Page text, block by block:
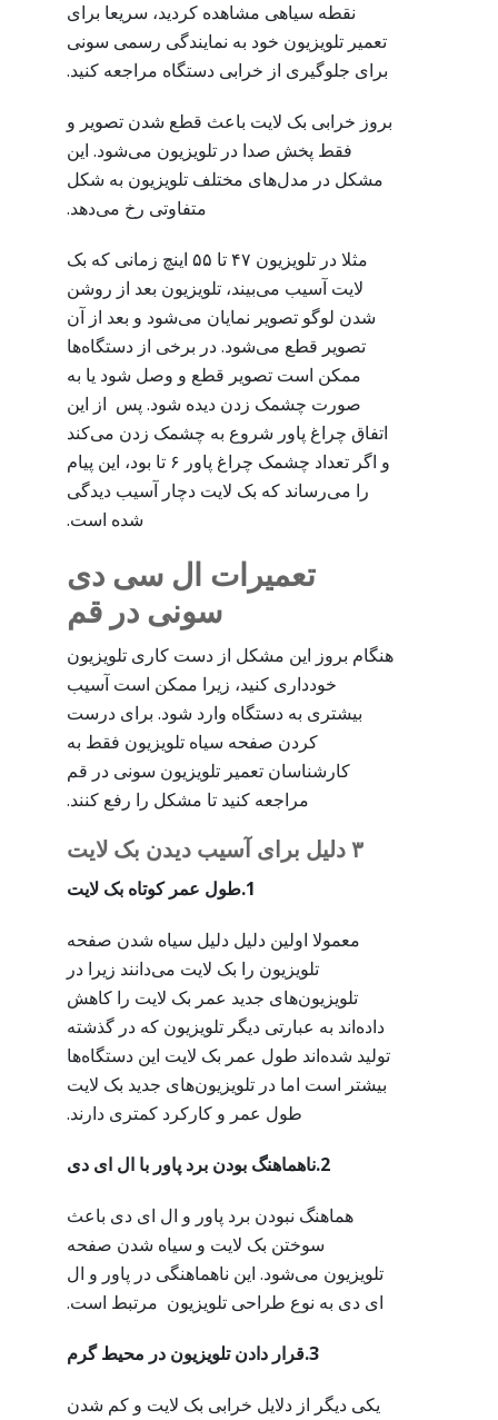
نقطه سیاهی مشاهده کردید، سریعا برای
تعمیر تلویزیون خود به نمایندگی رسمی سونی
برای جلوگیری از خرابی دستگاه مراجعه کنید.
بروز خرابی بک لایت باعث قطع شدن تصویر و
فقط پخش صدا در تلویزیون می‌شود. این
مشکل در مدل‌های مختلف تلویزیون به شکل
متفاوتی رخ می‌دهد.
مثلا در تلویزیون ۴۷ تا ۵۵ اینچ زمانی که بک
لایت آسیب می‌بیند، تلویزیون بعد از روشن
شدن لوگو تصویر نمایان می‌شود و بعد از آن
تصویر قطع می‌شود. در برخی از دستگاه‌ها
ممکن است تصویر قطع و وصل شود یا به
صورت چشمک زدن دیده شود. پس از این
اتفاق چراغ پاور شروع به چشمک زدن می‌کند
و اگر تعداد چشمک چراغ پاور ۶ تا بود، این پیام
را می‌رساند که بک لایت دچار آسیب دیدگی
شده است.
تعمیرات ال سی دی
سونی در قم
هنگام بروز این مشکل از دست کاری تلویزیون
خودداری کنید، زیرا ممکن است آسیب
بیشتری به دستگاه وارد شود. برای درست
کردن صفحه سیاه تلویزیون فقط به
کارشناسان تعمیر تلویزیون سونی در قم
مراجعه کنید تا مشکل را رفع کنند.
۳ دلیل برای آسیب دیدن بک لایت
1.طول عمر کوتاه بک لایت
معمولا اولین دلیل دلیل سیاه شدن صفحه
تلویزیون را بک لایت می‌دانند زیرا در
تلویزیون‌های جدید عمر بک لایت را کاهش
داده‌اند به عبارتی دیگر تلویزیون که در گذشته
تولید شده‌اند طول عمر بک لایت این دستگاه‌ها
بیشتر است اما در تلویزیون‌های جدید بک لایت
طول عمر و کارکرد کمتری دارند.
2.ناهماهنگ بودن برد پاور با ال ای دی
هماهنگ نبودن برد پاور و ال ای دی باعث
سوختن بک لایت و سیاه شدن صفحه
تلویزیون می‌شود. این ناهماهنگی در پاور و ال
ای دی به نوع طراحی تلویزیون مرتبط است.
3.قرار دادن تلویزیون در محیط گرم
یکی دیگر از دلایل خرابی بک لایت و کم شدن